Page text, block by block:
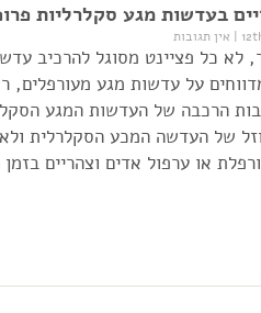
בעדשות מגע סקלרליות
| אין תגובות
לא כל פציינט מסוגל להרכיב
על עדשות מגע מעורפלים,
הרכבה של העדשות המגע
של העדשה המכע הסקלרלית
או ערפול אדים וצהריים